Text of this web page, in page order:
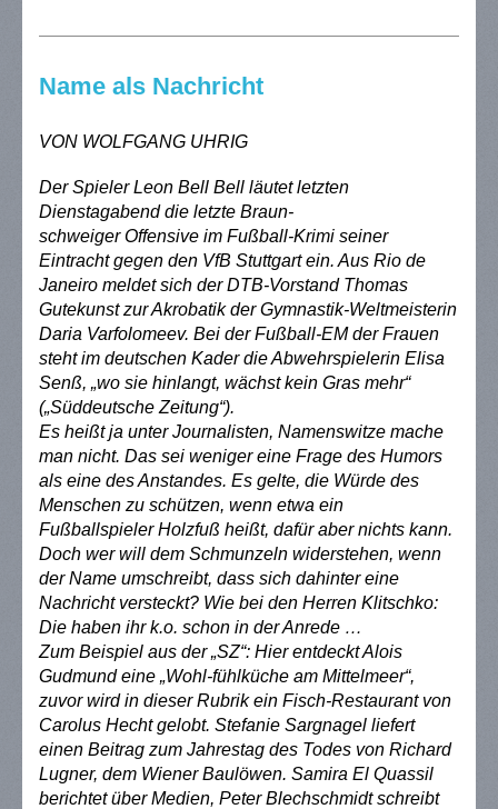
Name als Nachricht
VON WOLFGANG UHRIG
Der Spieler Leon Bell Bell läutet letzten
Dienstagabend die letzte Braun-
schweiger Offensive im Fußball-Krimi seiner
Eintracht gegen den VfB Stuttgart ein. Aus Rio de
Janeiro meldet sich der DTB-Vorstand Thomas
Gutekunst zur Akrobatik der Gymnastik-Weltmeisterin
Daria Varfolomeev. Bei der Fußball-EM der Frauen
steht im deutschen Kader die Abwehrspielerin Elisa
Senß, „wo sie hinlangt, wächst kein Gras mehr“
(„Süddeutsche Zeitung“).
Es heißt ja unter Journalisten, Namenswitze mache
man nicht. Das sei weniger eine Frage des Humors
als eine des Anstandes. Es gelte, die Würde des
Menschen zu schützen, wenn etwa ein
Fußballspieler Holzfuß heißt, dafür aber nichts kann.
Doch wer will dem Schmunzeln widerstehen, wenn
der Name umschreibt, dass sich dahinter eine
Nachricht versteckt? Wie bei den Herren Klitschko:
Die haben ihr k.o. schon in der Anrede …
Zum Beispiel aus der „SZ“: Hier entdeckt Alois
Gudmund eine „Wohl-fühlküche am Mittelmeer“,
zuvor wird in dieser Rubrik ein Fisch-Restaurant von
Carolus Hecht gelobt. Stefanie Sargnagel liefert
einen Beitrag zum Jahrestag des Todes von Richard
Lugner, dem Wiener Baulöwen. Samira El Quassil
berichtet über Medien, Peter Blechschmidt schreibt